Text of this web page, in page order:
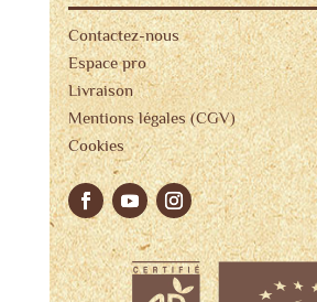
Contactez-nous
Espace pro
Livraison
Mentions légales (CGV)
Cookies